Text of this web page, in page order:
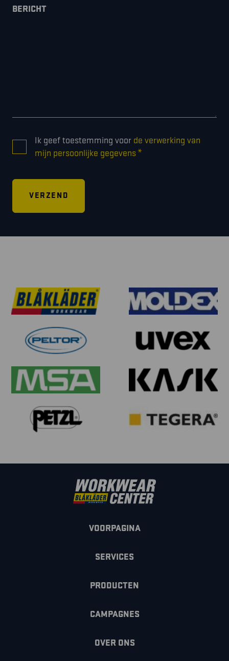
BERICHT
* Ik geef toestemming voor de verwerking van
mijn persoonlijke gegevens*
VOORPAGINA
SERVICES
PRODUCTEN
CAMPAGNES
OVER ONS